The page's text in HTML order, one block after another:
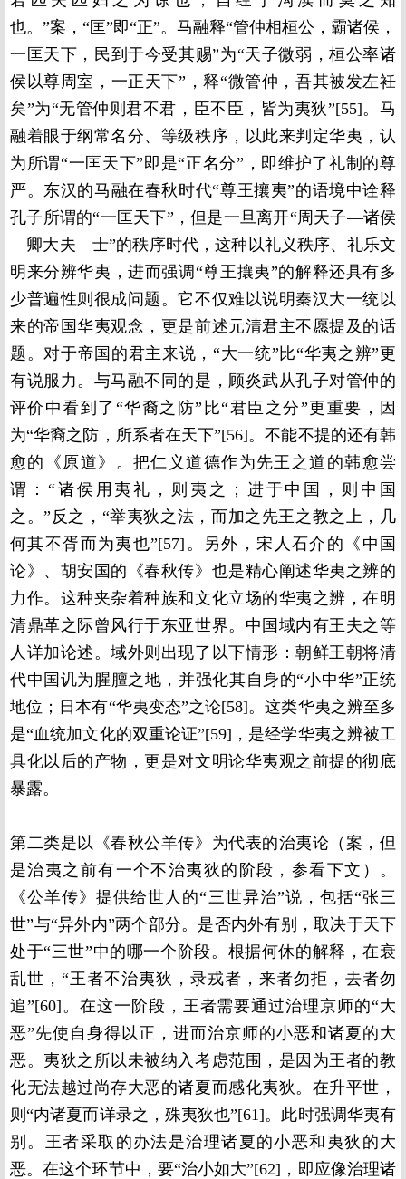
也。”案，“匡”即“正”。马融释“管仲相桓公，霸诸侯，
一匡天下，民到于今受其赐”为“天子微弱，桓公率诸
侯以尊周室，一正天下”，释“微管仲，吾其被发左衽
矣”为“无管仲则君不君，臣不臣，皆为夷狄”[55]。马
融着眼于纲常名分、等级秩序，以此来判定华夷，认
为所谓“一匡天下”即是“正名分”，即维护了礼制的尊
严。东汉的马融在春秋时代“尊王攘夷”的语境中诠释
孔子所谓的“一匡天下”，但是一旦离开“周天子—诸侯
—卿大夫—士”的秩序时代，这种以礼义秩序、礼乐文
明来分辨华夷，进而强调“尊王攘夷”的解释还具有多
少普遍性则很成问题。它不仅难以说明秦汉大一统以
来的帝国华夷观念，更是前述元清君主不愿提及的话
题。对于帝国的君主来说，“大一统”比“华夷之辨”更
有说服力。与马融不同的是，顾炎武从孔子对管仲的
评价中看到了“华裔之防”比“君臣之分”更重要，因
为“华裔之防，所系者在天下”[56]。不能不提的还有韩
愈的《原道》。把仁义道德作为先王之道的韩愈尝
谓：“诸侯用夷礼，则夷之；进于中国，则中国
之。”反之，“举夷狄之法，而加之先王之教之上，几
何其不胥而为夷也”[57]。另外，宋人石介的《中国
论》、胡安国的《春秋传》也是精心阐述华夷之辨的
力作。这种夹杂着种族和文化立场的华夷之辨，在明
清鼎革之际曾风行于东亚世界。中国域内有王夫之等
人详加论述。域外则出现了以下情形：朝鲜王朝将清
代中国讥为腥膻之地，并强化其自身的“小中华”正统
地位；日本有“华夷变态”之论[58]。这类华夷之辨至多
是“血统加文化的双重论证”[59]，是经学华夷之辨被工
具化以后的产物，更是对文明论华夷观之前提的彻底
暴露。
第二类是以《春秋公羊传》为代表的治夷论（案，但
是治夷之前有一个不治夷狄的阶段，参看下文）。
《公羊传》提供给世人的“三世异治”说，包括“张三
世”与“异外内”两个部分。是否内外有别，取决于天下
处于“三世”中的哪一个阶段。根据何休的解释，在衰
乱世，“王者不治夷狄，录戎者，来者勿拒，去者勿
追”[60]。在这一阶段，王者需要通过治理京师的“大
恶”先使自身得以正，进而治京师的小恶和诸夏的大
恶。夷狄之所以未被纳入考虑范围，是因为王者的教
化无法越过尚存大恶的诸夏而感化夷狄。在升平世，
则“内诸夏而详录之，殊夷狄也”[61]。此时强调华夷有
别。王者采取的办法是治理诸夏的小恶和夷狄的大
恶。在这个环节中，要“治小如大”[62]，即应像治理诸